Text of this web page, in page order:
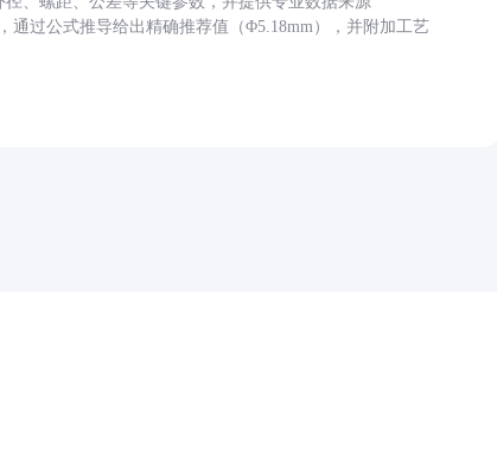
通过公式推导给出精确推荐值（Φ5.18mm），并附加工艺